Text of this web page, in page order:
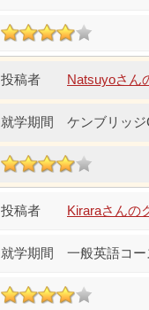
Natsuyoさん
ケンブリッ
Kiraraさんの
一般英語コ